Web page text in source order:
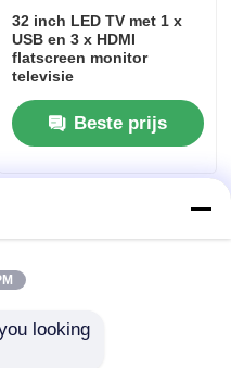
32 inch LED TV met 1 x
USB en 3 x HDMI
flatscreen monitor
televisie
Beste prijs
looking